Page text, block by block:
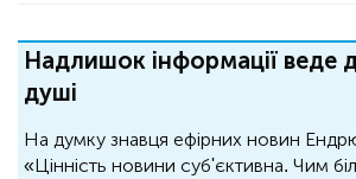
Надлишок інформації веде
душі
На думку знавця ефірних новин
«Цінність новини суб'єктивна. Чим